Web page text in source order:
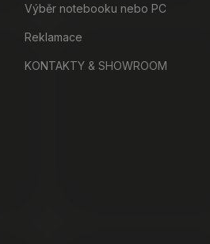
Výběr notebooku nebo PC
Reklamace
KONTAKTY & SHOWROOM